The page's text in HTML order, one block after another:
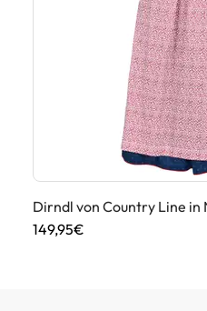
Dirndl von Country Line in
149,95€